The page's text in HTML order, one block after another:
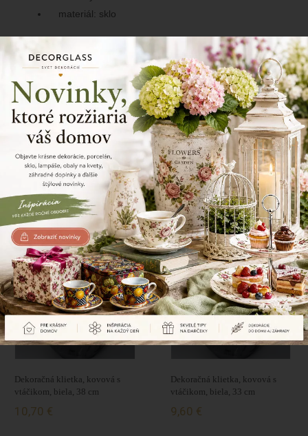
materiál: sklo
76/164
Zdielajte tento produkt
Naposledy prezerané produkty
Dekoračná klietka, kovová s
vtáčikom, biela, 38 cm
10,70 €
Dekoračná klietka, kovová s
vtáčikom, biela, 33 cm
9,60 €